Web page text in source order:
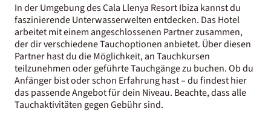
In der Umgebung des Cala Llenya Resort Ibiza kannst du
faszinierende Unterwasserwelten entdecken. Das Hotel
arbeitet mit einem angeschlossenen Partner zusammen,
der dir verschiedene Tauchoptionen anbietet. Über diesen
Partner hast du die Möglichkeit, an Tauchkursen
teilzunehmen oder geführte Tauchgänge zu buchen. Ob du
Anfänger bist oder schon Erfahrung hast – du findest hier
das passende Angebot für dein Niveau. Beachte, dass alle
Tauchaktivitäten gegen Gebühr sind.